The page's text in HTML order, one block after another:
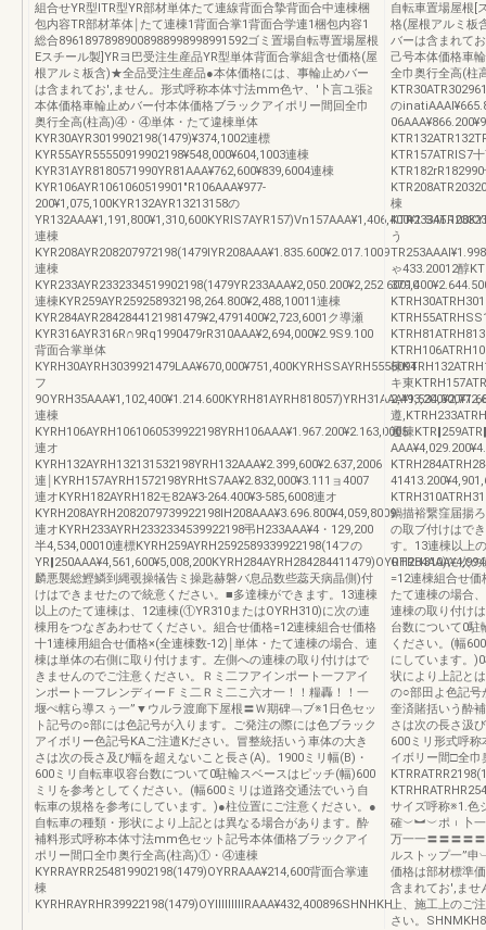
組合せYR型ITR型YR部材単体たて連線背面合摯背面合中連棟梱
包内容TR部材革体￨たて連棟1背面合掌1背面合学連1梱包内容1
総合89618978989008988998998991592ゴミ置場自転専置場屋根
Eスチール製]YRヨ巴受注生産品YR型単体背面合掌組含せ価格(屋
根アルミ板含)★全品受注生産品●本体価格には、事輪止めバー
は含まれてお',ません。形式呼称本体寸法mm色ヤ、′卜言ユ張≧
本体価格車輪止めバー付本体価格ブラックアイポリー間回全巾
奥行全高(柱高)④・④単体・たて違棟単体
KYR30AYR3019902198(1479)¥374,1002連標
KYR55AYR55550919902198¥548,000¥604,1003連棟
KYR31AYR8180571990YR81AAA¥762,600¥839,6004連棟
KYR106AYR1061060519901″R106AAA¥977‐
200¥1,075,100KYR132AYR13213158の
連棟
KYR208AYR208207972198(1479IYR208AAA¥1.835.600¥2.017.1009
連棟
KYR233AYR2332334519902198(1479YR233AAA¥2,050.200¥2,252.60010
連棟KYR259AYR259258932198,264.800¥2,488,10011連棟
KYR284AYR2842844121981479¥2,4791400¥2,723,6001ク導瀬
KYR316AYR316R∩9Rq1990479rR310AAA¥2,694,000¥2.9S9.100
背面合掌単体
KYRH30AYRH3039921479LAA¥670,000¥751,400KYRHSSAYRH5555094
フ
連棟
KYRH106AYRH1061060539922198YRH106AAA¥1.967.200¥2.163,0005
連オ
KYRH132AYRH132131532198YRH132AAA¥2.399,600¥2.637,2006
連￨KYRH157AYRH1572198YRHtS7AA¥2.832,000¥3.111ョ4007
連オKYRH182AYRH182モ82A¥3‐264.400¥3‐585,6008連オ
KYRH208AYRH2082079739922198lH208AAA¥3.696.800¥4,059,8009
連オKYRH233AYRH2332334539922198弔H233AAA¥4・129,200
半4,534,00010連標KYRH259AYRH2592589339922198(14フの
麟悪襲総鰹鱗到縄覗操犠告ミ操匙赫磐バ息品数些蕊天病晶側)付
けはできませたので統意ください。■多達棟ができます。13連棟
以上のたて連棟は、12連棟(①YR310またはOYRH310)に次の連
棟用をつなぎあわせてください。組合せ価格=12連棟組合せ価格
十1連棟用組合せ価格×(全連棟数-12)￨単体・たて連棟の場合、連
棟は単体の右側に取り付けます。左側への連棟の取り付けはで
きませんのでご注意ください。Ｒミ二フアインポート一フアイ
ンポート一フレンディーＦミ二Ｒミ二こ六オ一！！糧轟！！一
堰ぺ轄ら導スぅ一”▼ウルラ渡廊下屋根〓Ｗ期碑﹁ブ※1日色セッ
ト記号の○部には色記号が入ります。ご発注の際には色ブラック
アイボリー色記号KAご注遣Kださい。冒整統括いう車体の大き
さは次の長さ及び幅を超えないこと長さ(A)。1900ミリ幅(B)・
600ミリ自転車収容台数について0駐輪スベースはピッチ(幅)600
ミリを参考としてください。(幅600ミリは道路交通法でいう自
転車の規格を参考にしています。)●柱位置にご注意ください。●
自転車の種類・形状により上記とは異なる場合があります。酔
補料形式呼称本体寸法mm色セット記号本体価格ブラックアイ
ポリー間口全巾奥行全高(柱高)①・④連棟
KYRRAYRR254819902198(1479)OYRRAAA¥214,600背面合掌連
棟
KYRHRAYRHR39922198(1479)OYⅢⅢⅢRAAA¥432,400896SHNHKH
自転車置場屋根[
格(屋根アルミ板
バーは含まれて
己号本体価格車
全巾奥行全高(
の
KTR157ATRlS7
棟
う
ゃ433.20012醇
棟
キ東
遵
運棟
鍋描裕繋窪届揚
の取ブ付けはで
す。13連棟以上
OTRH310)に次
=12連棟組合せ
たて連棟の場合
連棟の取り付け
台数について0駐
ください。(幅
にしています。
状により上記と
の○部田よ色記号
奎済賭括いう酔
さは次の長さ汲
600ミリ形式呼
イボリー間□全
サイズ呼称※1.色
確︶︼︶ポ︲卜
万一一〓〓〓〓
ルストップ一”申
価格は部材標準
含まれてお',ませ
上、施工上のご
さい。